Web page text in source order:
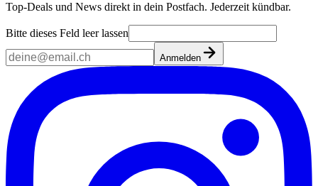
Top-Deals und News direkt in dein Postfach. Jederzeit kündbar.
Bitte dieses Feld leer lassen
Anmelden